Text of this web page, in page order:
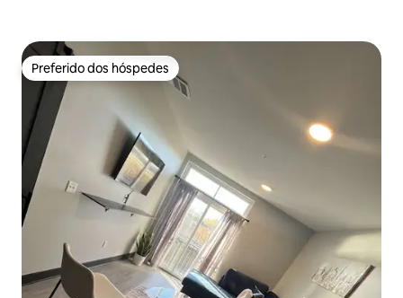
Preferido dos hóspedes
Preferido dos hóspedes